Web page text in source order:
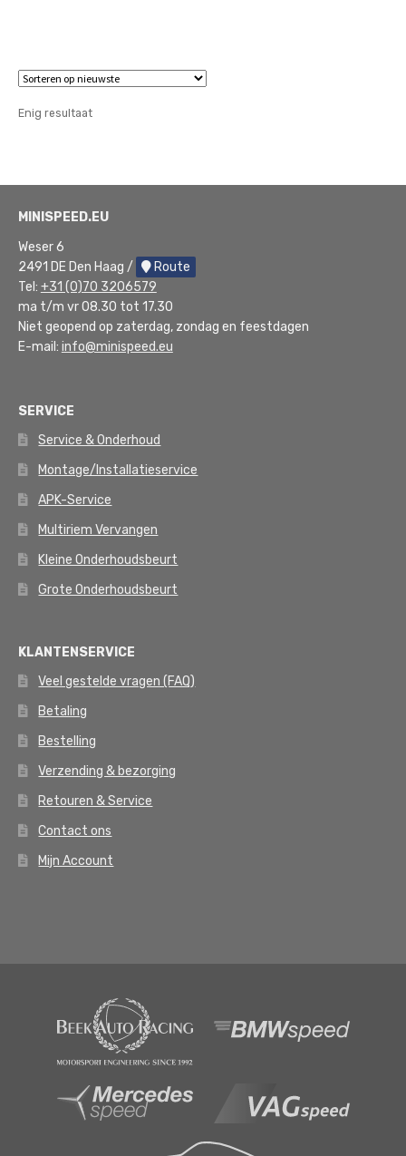
Enig resultaat
MINISPEED.EU
Weser 6
2491 DE Den Haag /
Route
Tel: +31 (0)70 3206579
ma t/m vr 08.30 tot 17.30
Niet geopend op zaterdag, zondag en feestdagen
E-mail: info@minispeed.eu
SERVICE
Service & Onderhoud
Montage/Installatieservice
APK-Service
Multiriem Vervangen
Kleine Onderhoudsbeurt
Grote Onderhoudsbeurt
KLANTENSERVICE
Veel gestelde vragen (FAQ)
Betaling
Bestelling
Verzending & bezorging
Retouren & Service
Contact ons
Mijn Account